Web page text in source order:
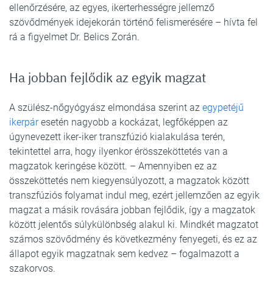
ellenőrzésére, az egyes, ikerterhességre jellemző
szövődmények idejekorán történő felismerésére – hívta fel
rá a figyelmet Dr. Belics Zorán.
Ha jobban fejlődik az egyik magzat
A szülész-nőgyógyász elmondása szerint az egypetéjű
ikerpáresetén nagyobb a kockázat, legfőképpen az
úgynevezett iker-iker transzfúzió kialakulása terén,
tekintettel arra, hogy ilyenkor érösszeköttetés van a
magzatok keringése között. – Amennyiben ez az
összeköttetés nem kiegyensúlyozott, a magzatok között
transzfúziós folyamat indul meg, ezért jellemzően az egyik
magzat a másik rovására jobban fejlődik, így a magzatok
között jelentős súlykülönbség alakul ki. Mindkét magzatot
számos szövődmény és következmény fenyegeti, és ez az
állapot egyik magzatnak sem kedvez – fogalmazott a
szakorvos.